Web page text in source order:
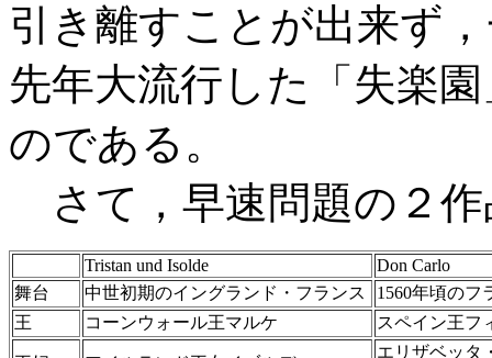
引き離すことが出来ず
先年大流行した「失楽
のである。
さて，早速問題の２
Tristan und Isolde
Don Carlo
舞台
中世初期のイングランド・フランス
1560年頃のフ
王
コーンウォール王マルケ スペイン王フ
エリザベッタ